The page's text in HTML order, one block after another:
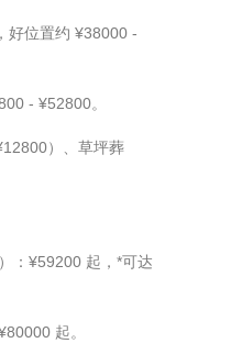
好位置约 ¥38000 -
- ¥52800。
）、草坪葬
：¥59200 起，*可达
起。